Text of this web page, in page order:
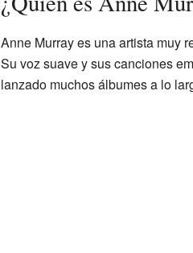
Anne Murray es una artista muy
Su voz suave y sus canciones
lanzado muchos álbumes a lo